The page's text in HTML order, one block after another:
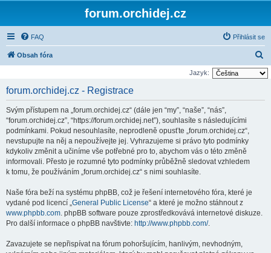
forum.orchidej.cz
FAQ Přihlásit se
Obsah fóra
l
Jazyk:
forum.orchidej.cz - Registrace
Svým přístupem na „forum.orchidej.cz“ (dále jen “my”, “naše”, “nás”,
“forum.orchidej.cz”, “https://forum.orchidej.net”), souhlasíte s následujícími
podmínkami. Pokud nesouhlasíte, neprodleně opusťte „forum.orchidej.cz“,
nevstupujte na něj a nepoužívejte jej. Vyhrazujeme si právo tyto podmínky
kdykoliv změnit a učiníme vše potřebné pro to, abychom vás o této změně
informovali. Přesto je rozumné tyto podmínky průběžně sledovat vzhledem
k tomu, že používáním „forum.orchidej.cz“ s nimi souhlasíte.
Naše fóra beží na systému phpBB, což je řešení internetového fóra, které je
vydané pod licencí „General Public License“ a které je možno stáhnout z
www.phpbb.com. phpBB software pouze zprostředkovává internetové diskuze.
Pro další informace o phpBB navštivte: http://www.phpbb.com/.
Zavazujete se nepřispívat na fórum pohoršujícím, hanlivým, nevhodným,